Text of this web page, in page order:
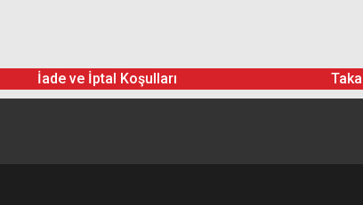
İade ve İptal Koşulları